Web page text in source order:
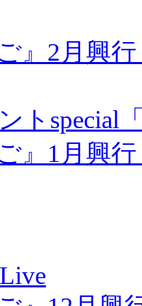
』2月興
トspecial
』1月興